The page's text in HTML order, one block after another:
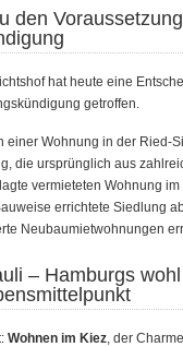
den
hat heute eine
getroffen.
einer Wohnung in der Ried-
die ursprünglich aus
vermieteten Wohnung
errichtete Siedlung
Neubaumietwohnungen
– Hamburgs
Wohnen im Kiez, der